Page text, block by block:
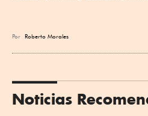
Por Roberto Morales
Noticias